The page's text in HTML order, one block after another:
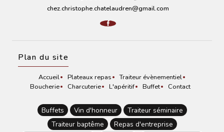
chez.christophe.chatelaudren@gmail.com
Plan du site
Accueil Plateaux repas
Traiteur évènementiel
Boucherie
Charcuterie L'apéritif Buffet Contact
Buffets Vin d'honneur
Traiteur séminaire
Traiteur baptême
Repas d'entreprise